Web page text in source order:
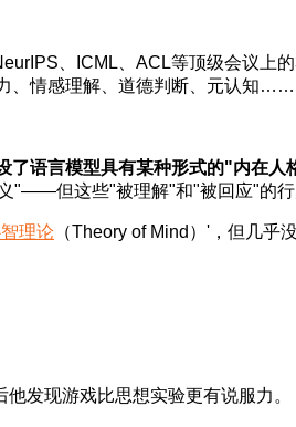
、ICML、ACL等顶级会议上
、情感理解、道德判断、元认知……
语言模型具有某种形式的"内在人
"——但这些"被理解"和"被回应"的行
理论 （Theory of Mind）'，但几
发现游戏比思想实验更有说服力。